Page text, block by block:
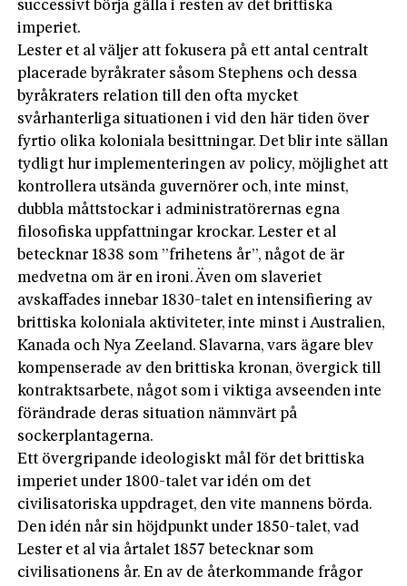
successivt börja gälla i resten av det brittiska
imperiet.
Lester et al väljer att fokusera på ett antal centralt
placerade byråkrater såsom Stephens och dessa
byråkraters relation till den ofta mycket
svårhanterliga situationen i vid den här tiden över
fyrtio olika koloniala besittningar. Det blir inte sällan
tydligt hur implementeringen av policy, möjlighet att
kontrollera utsända guvernörer och, inte minst,
dubbla måttstockar i administratörernas egna
filosofiska uppfattningar krockar. Lester et al
betecknar 1838 som ”frihetens år”, något de är
medvetna om är en ironi. Även om slaveriet
avskaffades innebar 1830-talet en intensifiering av
brittiska koloniala aktiviteter, inte minst i Australien,
Kanada och Nya Zeeland. Slavarna, vars ägare blev
kompenserade av den brittiska kronan, övergick till
kontraktsarbete, något som i viktiga avseenden inte
förändrade deras situation nämnvärt på
sockerplantagerna.
Ett övergripande ideologiskt mål för det brittiska
imperiet under 1800-talet var idén om det
civilisatoriska uppdraget, den vite mannens börda.
Den idén når sin höjdpunkt under 1850-talet, vad
Lester et al via årtalet 1857 betecknar som
civilisationens år. En av de återkommande frågor